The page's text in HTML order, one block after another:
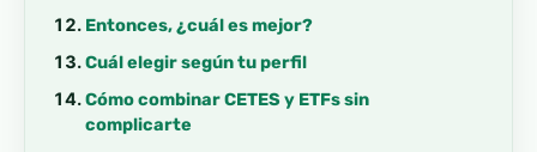
Entonces, ¿cuál es mejor?
Cuál elegir según tu perfil
Cómo combinar CETES y ETFs sin
complicarte